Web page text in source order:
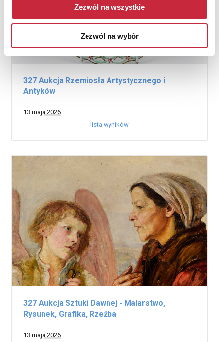
Zezwól na wszystkie
Zezwól na wybór
327 Aukcja Rzemiosła Artystycznego i
Antyków
13 maja 2026
lista wyników
327 Aukcja Sztuki Dawnej - Malarstwo,
Rysunek, Grafika, Rzeźba
13 maja 2026